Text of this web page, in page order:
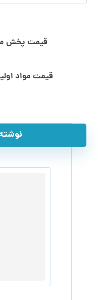
قیمت پخش
قیمت مواد